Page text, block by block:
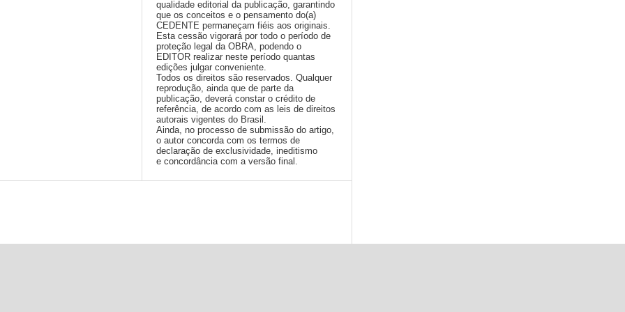
qualidade editorial da publicação, garantindo
que os conceitos e o pensamento do(a)
CEDENTE permaneçam fiéis aos originais.
Esta cessão vigorará por todo o período de
proteção legal da OBRA, podendo o
EDITOR realizar neste período quantas
edições julgar conveniente.
Todos os direitos são reservados. Qualquer
reprodução, ainda que de parte da
publicação, deverá constar o crédito de
referência, de acordo com as leis de direitos
autorais vigentes do Brasil.
Ainda, no processo de submissão do artigo,
o autor concorda com os termos de
declaração de exclusividade, ineditismo
e concordância com a versão final.